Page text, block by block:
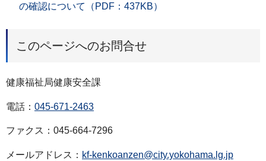
の確認について（PDF：437KB）
このページへのお問合せ
健康福祉局健康安全課
電話： 045-671-2463
ファクス：045-664-7296
メールアドレス： kf-kenkoanzen@city.yokohama.lg.jp